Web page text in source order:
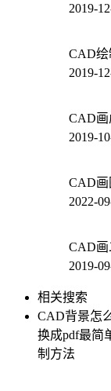
2019-
CAD绘
2019-
CAD画
2019-
CAD画
2022-
CAD画
2019-
相关搜索
CAD背景怎
换成pdf最简
制方法